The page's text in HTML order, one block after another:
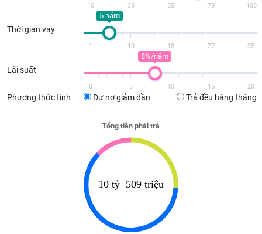
10 33 55 78 100
Thời gian vay
5 năm
1 10 18 27 35
Lãi suất
8%/năm
0 5 10 15 20
Phương thức tính Dư nợ giảm dần Trả đều hàng tháng